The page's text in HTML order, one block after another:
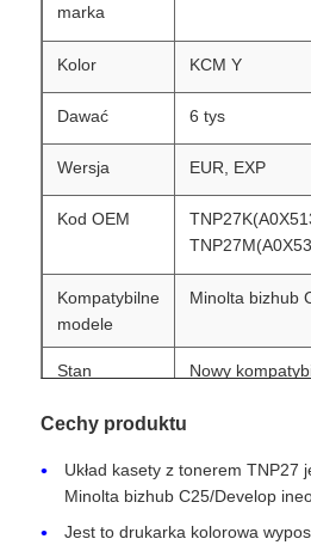
marka
Kolor KCM Y
Dawać 6 tys
Wersja EUR, EXP
Kod OEM
Kompatybilne
modele
Minolta bizhub
Stan Nowy
Cechy produktu
Układ kasety z tonerem TNP27
Minolta bizhub C25/Develop
Jest to drukarka kolorowa